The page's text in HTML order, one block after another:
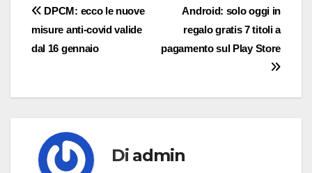
Navigazione
articoli
Android: solo oggi in
regalo gratis 7 titoli a
pagamento sul Play Store
DPCM: ecco le nuove
misure anti-covid valide
dal 16 gennaio
Di admin